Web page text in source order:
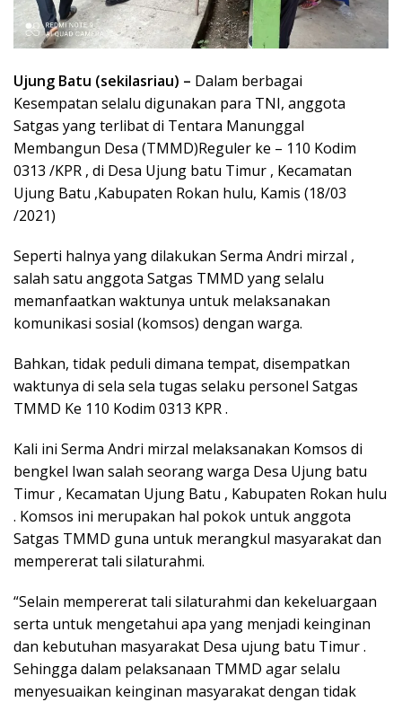
Ujung Batu (sekilasriau) – Dalam berbagai
Kesempatan selalu digunakan para TNI, anggota
Satgas yang terlibat di Tentara Manunggal
Membangun Desa (TMMD)Reguler ke – 110 Kodim
0313 /KPR , di Desa Ujung batu Timur , Kecamatan
Ujung Batu ,Kabupaten Rokan hulu, Kamis (18/03
/2021)
Seperti halnya yang dilakukan Serma Andri mirzal ,
salah satu anggota Satgas TMMD yang selalu
memanfaatkan waktunya untuk melaksanakan
komunikasi sosial (komsos) dengan warga.
Bahkan, tidak peduli dimana tempat, disempatkan
waktunya di sela sela tugas selaku personel Satgas
TMMD Ke 110 Kodim 0313 KPR .
Kali ini Serma Andri mirzal melaksanakan Komsos di
bengkel Iwan salah seorang warga Desa Ujung batu
Timur , Kecamatan Ujung Batu , Kabupaten Rokan hulu
. Komsos ini merupakan hal pokok untuk anggota
Satgas TMMD guna untuk merangkul masyarakat dan
mempererat tali silaturahmi.
“Selain mempererat tali silaturahmi dan kekeluargaan
serta untuk mengetahui apa yang menjadi keinginan
dan kebutuhan masyarakat Desa ujung batu Timur .
Sehingga dalam pelaksanaan TMMD agar selalu
menyesuaikan keinginan masyarakat dengan tidak